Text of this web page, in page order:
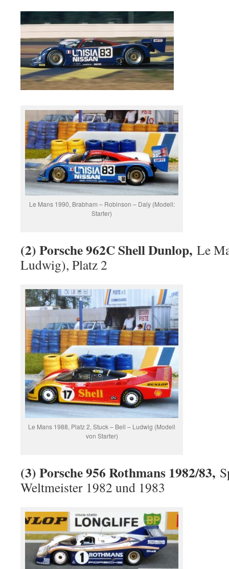
Le Mans 1990, Brabham – Robinson – Daly (Modell:
Starter)
(2) Porsche 962C Shell Dunlop, Le
Ludwig), Platz 2
Le Mans 1988, Platz 2, Stuck – Bell – Ludwig (Modell
von Starter)
(3) Porsche 956 Rothmans 1982/83,
Weltmeister 1982 und 1983